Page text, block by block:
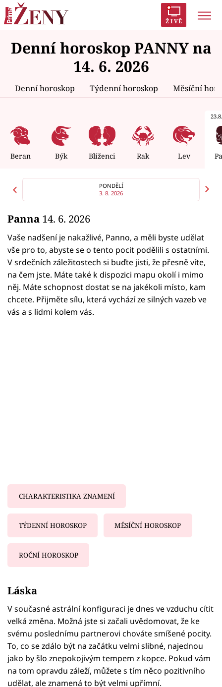
ŽIVĚ
Trendy: Polabí Inspekce Prostřeno!
AYTO?
Zrádci Proměny
Témata
Celebrity
Seriály
Horoskopy
Sledujte prima+
Filmový festival Karlovy Vary
Pořady
Denní horoskop PANNY na
14. 6. 2026
Denní horoskop Týdenní horoskop Měsíční
Beran Býk Blíženci Rak Lev
PONDĚLÍ
3. 8. 2026
Panna 14. 6. 2026
Vaše nadšení je nakažlivé, Panno, a měli byste udělat
vše pro to, abyste se o tento pocit podělili s ostatními.
V srdečních záležitostech si buďte jisti, že přesně víte,
na čem jste. Máte také k dispozici mapu okolí i mimo
něj. Máte schopnost dostat se na jakékoli místo, kam
chcete. Přijměte sílu, která vychází ze silných vazeb ve
vás a s lidmi kolem vás.
CHARAKTERISTIKA ZNAMENÍ
TÝDENNÍ HOROSKOP MĚSÍČNÍ HOROSKOP
ROČNÍ HOROSKOP
Láska
V současné astrální konfiguraci je dnes ve vzduchu cítit
velká změna. Možná jste si začali uvědomovat, že ke
svému poslednímu partnerovi chováte smíšené pocity.
To, co se zdálo být na začátku velmi slibné, najednou
jako by šlo znepokojivým tempem z kopce. Pokud vám
na tom opravdu záleží, můžete s tím něco pozitivního
udělat, ale znamená to být velmi upřímní.